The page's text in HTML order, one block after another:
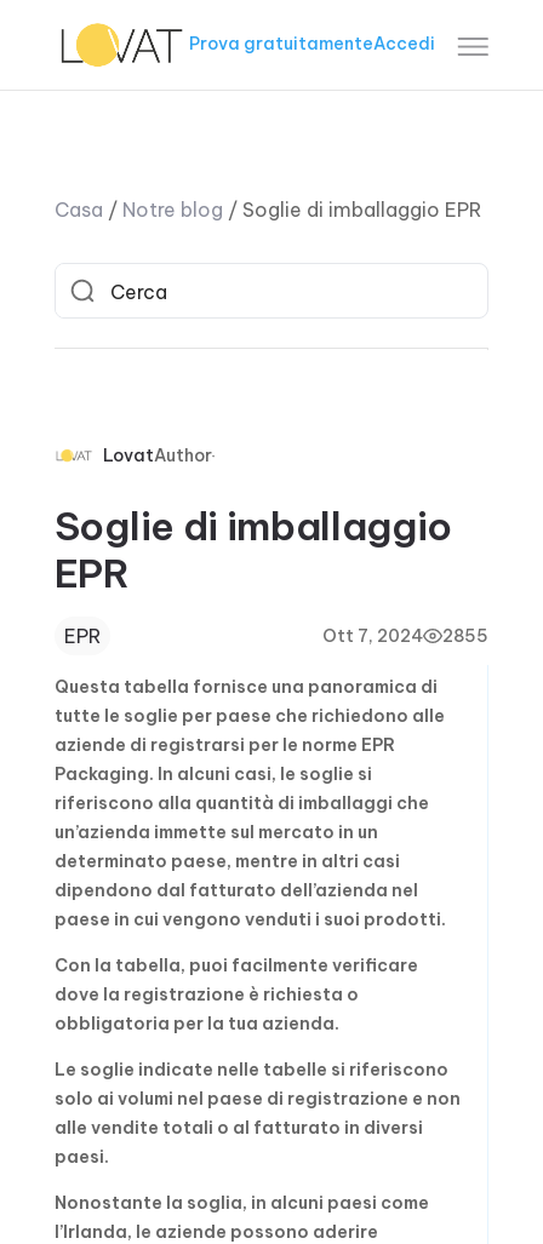
Prova gratuitamenteAccedi
Casa / Notre blog / Soglie di imballaggio EPR
LovatAuthor
Soglie di imballaggio
EPR
EPR Ott 7, 2024 2855
Questa tabella fornisce una panoramica di
tutte le soglie per paese che richiedono alle
aziende di registrarsi per le norme EPR
Packaging. In alcuni casi, le soglie si
riferiscono alla quantità di imballaggi che
un’azienda immette sul mercato in un
determinato paese, mentre in altri casi
dipendono dal fatturato dell’azienda nel
paese in cui vengono venduti i suoi prodotti.
Con la tabella, puoi facilmente verificare
dove la registrazione è richiesta o
obbligatoria per la tua azienda.
Le soglie indicate nelle tabelle si riferiscono
solo ai volumi nel paese di registrazione e non
alle vendite totali o al fatturato in diversi
paesi.
Nonostante la soglia, in alcuni paesi come
l’Irlanda, le aziende possono aderire